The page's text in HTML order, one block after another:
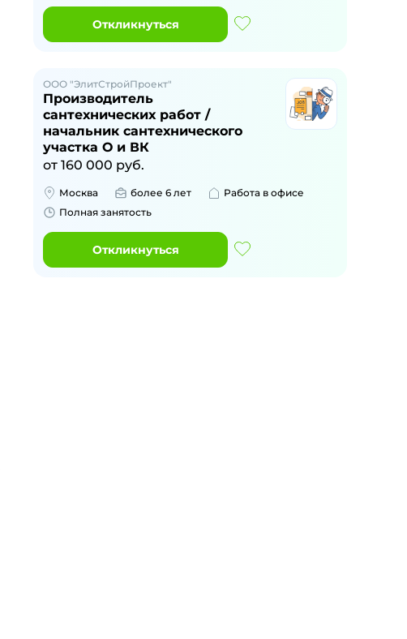
Откликнуться
ООО "ЭлитСтройПроект"
Производитель
сантехнических работ /
начальник сантехнического
участка О и ВК
от 160 000 руб.
Москва более 6 лет
Работа в офисе
Полная занятость
Откликнуться